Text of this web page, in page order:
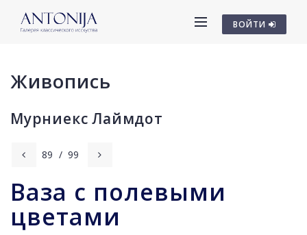
ВОЙТИ
Живопись
Мурниекс Лаймдот
89 / 99
Ваза с полевыми
цветами